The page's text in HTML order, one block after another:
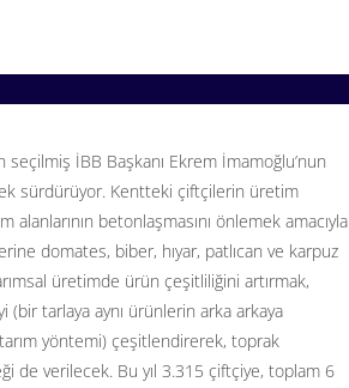
İBB Başkanı Ekrem İmamoğlu’nun
sürdürüyor. Kentteki çiftçilerin üretim
betonlaşmasını önlemek amacıyla
domates, biber, hıyar, patlıcan ve karpuz
üretimde ürün çeşitliliğini artırmak,
tarlaya aynı ürünlerin arka arkaya
yöntemi) çeşitlendirerek, toprak
de verilecek. Bu yıl 3.315 çiftçiye, toplam 6